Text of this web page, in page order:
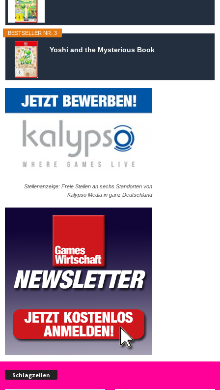
BESTSELLER NR. 3
Yoshi and the Mysterious Book
Stellenanzeige: Freie Stellen an sechs Standorten von
Kalypso Media in ganz Deutschland
Schlagzeilen